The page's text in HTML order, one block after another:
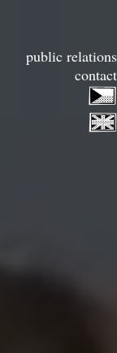
public relations
contact